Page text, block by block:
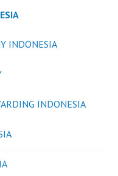
INDONESIA
INDONESIA